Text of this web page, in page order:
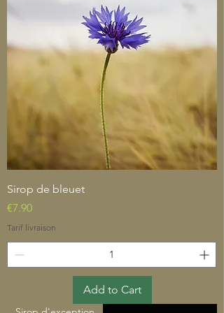
Sirop de bleuet
Price
€7.90
Tarif livraison
Add to Cart